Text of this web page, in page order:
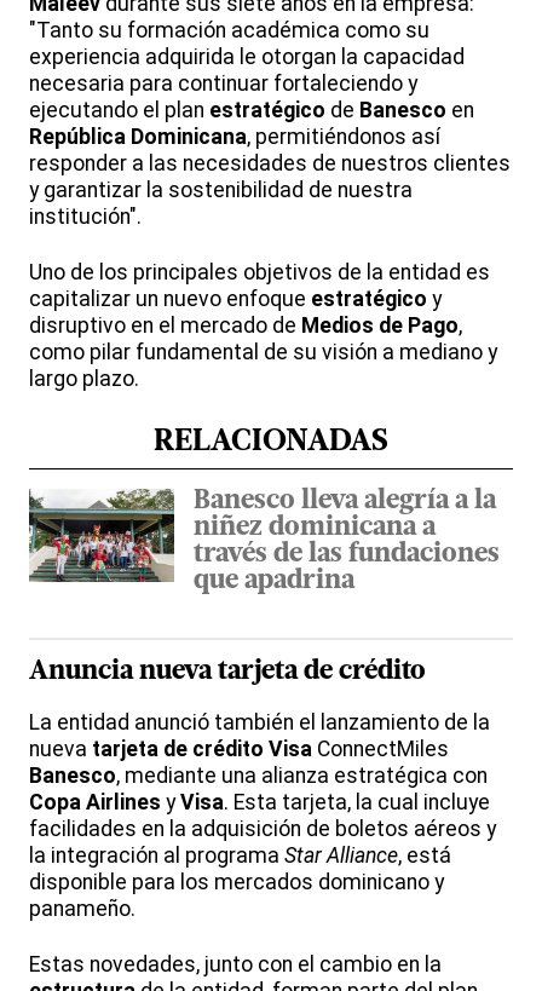
"Tanto su formación académica como su
experiencia adquirida le otorgan la capacidad
necesaria para continuar fortaleciendo y
ejecutando el plan estratégico de Banesco en
República Dominicana, permitiéndonos así
responder a las necesidades de nuestros clientes
y garantizar la sostenibilidad de nuestra
institución".
Uno de los principales objetivos de la entidad es
capitalizar un nuevo enfoque estratégico y
disruptivo en el mercado de Medios de Pago,
como pilar fundamental de su visión a mediano y
largo plazo.
RELACIONADAS
Banesco lleva alegría a la
niñez dominicana a
través de las fundaciones
que apadrina
Anuncia nuevatarjeta de crédito
La entidad anunció también el lanzamiento de la
nueva tarjeta de crédito Visa ConnectMiles
Banesco, mediante una alianza estratégica con
Copa Airlines yVisa. Esta tarjeta, la cual incluye
facilidades en la adquisición de boletos aéreos y
la integración al programa Star Alliance, está
disponible para los mercados dominicano y
panameño.
Estas novedades, junto con el cambio en la